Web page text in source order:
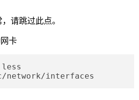
请跳过此点。
卡
network/interfaces